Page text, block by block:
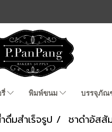
รี่ พิมพ์ขนม บรรจุภั
มสำเร็จรูป ชาดำอัสสั